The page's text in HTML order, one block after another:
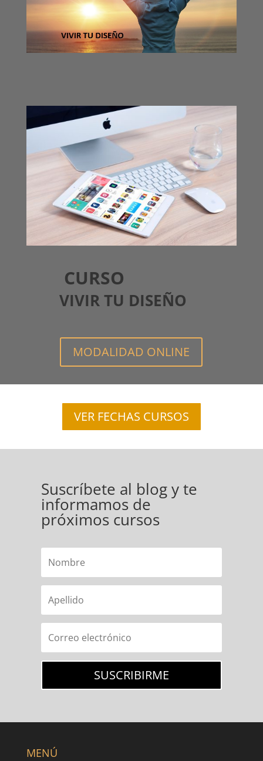
CURSO
VIVIR TU DISEÑO
MODALIDAD ONLINE
VER FECHAS CURSOS
Suscríbete al blog y te
informamos de
próximos cursos
SUSCRIBIRME
MENÚ